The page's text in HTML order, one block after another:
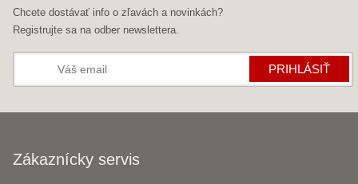
Chcete dostávať info o zľavách a novinkách?
Registrujte sa na odber newslettera.
PRIHLÁSIŤ
Zákaznícky servis